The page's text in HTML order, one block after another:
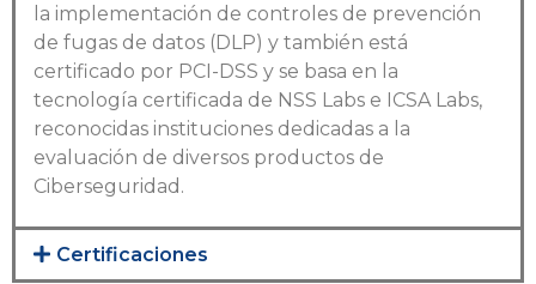
la implementación de controles de prevención
de fugas de datos (DLP) y también está
certificado por PCI-DSS y se basa en la
tecnología certificada de NSS Labs e ICSA Labs,
reconocidas instituciones dedicadas a la
evaluación de diversos productos de
Ciberseguridad.
Certificaciones